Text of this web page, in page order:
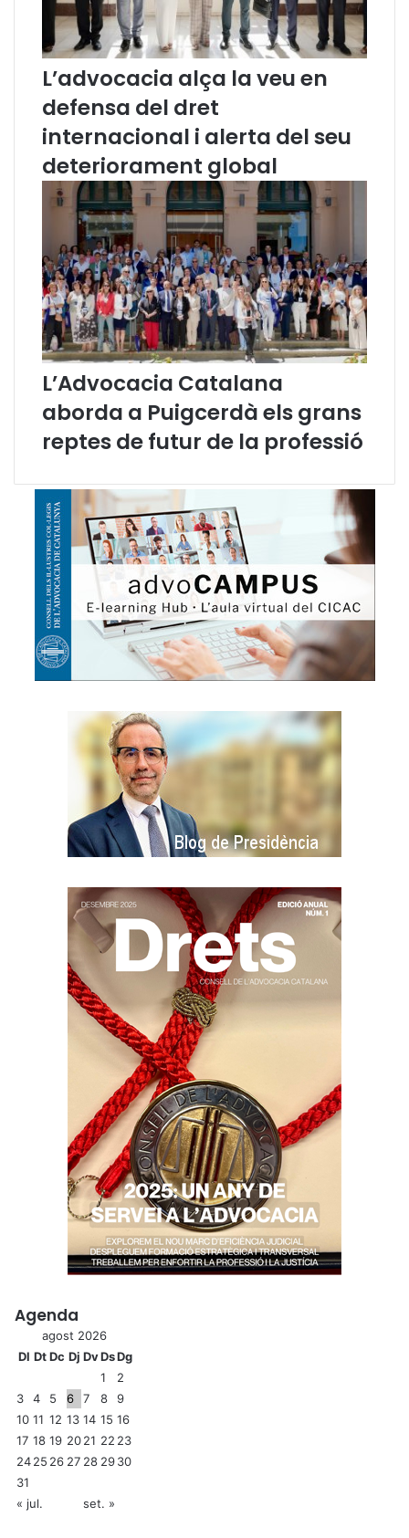
.
M
a
n
u
e
H
e
r
n
n
d
e
z
M
a
r
t
n
L’advocacia alça la veu en
defensa del dret
internacional i alerta del seu
deteriorament global
L’Advocacia Catalana
aborda a Puigcerdà els grans
reptes de futur de la professió
Agenda
agost 2026
Dl DtDc Dj DvDsDg
1
2
3
4 5 6 7 8
9
10 11 12 13 14 15 16
17 18 19 2021 22 23
2425 26 27 28 2930
31
« jul.
set. »